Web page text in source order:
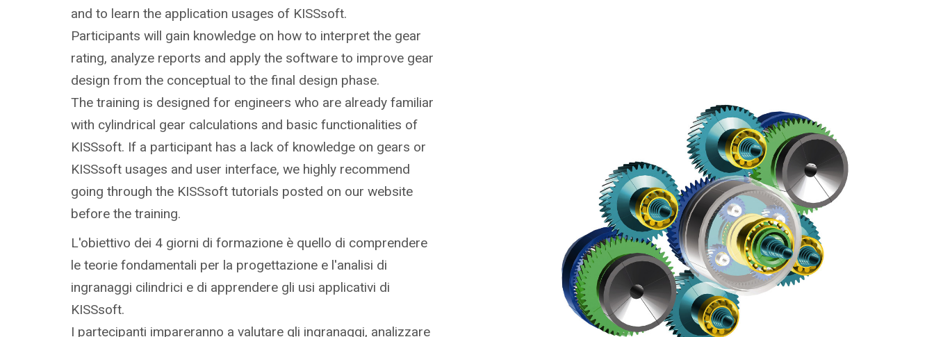
and to learn the application usages of KISSsoft.
Participants will gain knowledge on how to interpret the gear
rating, analyze reports and apply the software to improve gear
design from the conceptual to the final design phase.
The training is designed for engineers who are already familiar
with cylindrical gear calculations and basic functionalities of
KISSsoft. If a participant has a lack of knowledge on gears or
KISSsoft usages and user interface, we highly recommend
going through the KISSsoft tutorials posted on our website
before the training.
L'obiettivo dei 4 giorni di formazione è quello di comprendere
le teorie fondamentali per la progettazione e l'analisi di
ingranaggi cilindrici e di apprendere gli usi applicativi di
KISSsoft.
I partecipanti impareranno a valutare gli ingranaggi, analizzare